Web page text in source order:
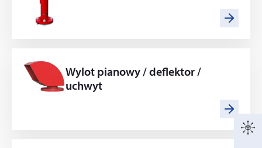
Wylot pianowy / deflektor /
uchwyt